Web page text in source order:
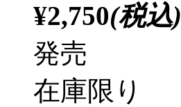
¥2,750(税込)
発売
在庫限り